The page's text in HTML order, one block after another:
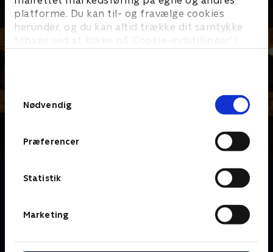
platforme. Du kan til- og fravælge cookies
herunder, og du kan altid trække dit samtykke
tilbage ved at klikke på ’Cookie-indstillinger’ i
Nødvendig
Præferencer
Statistik
Marketing
Om Barn af Balletten
professionelle balletdansere i verdensklasse. I seks